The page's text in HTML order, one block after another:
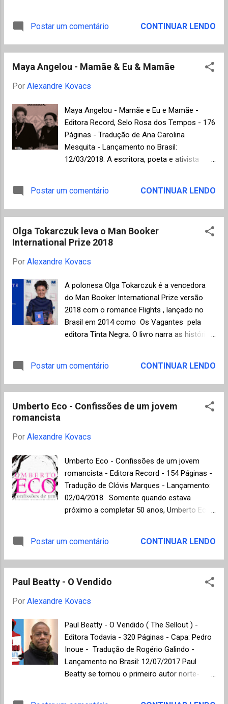
estamos errados. Para provar seu
tratamento dos animais em fazendas
industrias onde porcos são confinados em
juízes, um para cada década, e
serão votadas pelo público, no período de
Booker Prize. O vencedor será anunciado em
8 de julho de 2018. Não foi uma tarefa fácil
apenas cinco finalistas entre os 50
romances premiados na história do Booker.
Uma lista de grandes autores, para citar
apenas alguns: V. S. Naipaul, William Golding,
Salman Rushdie, J. M. Coetzee, Peter Carey,
Kazuo Ishiguro, A. S. Byatt, Arundhati Roy,
Banville, Anne Enright, Hilary Mantel, Julian
de cinco finalistas escolhidos pelo júri: V. S.
Naipaul - In a Free State Publicado no Brasil
pela Comp...
Postar um comentário CONTINUAR LENDO
Maya Angelou - Mamãe & Eu & Mamãe
Por Alexandre Kovacs
Maya Angelou - Mamãe e Eu e Mamãe -
Editora Record, Selo Rosa dos Tempos - 176
Páginas - Tradução de Ana Carolina
Mesquita - Lançamento no Brasil:
12/03/2018. A escritora, poeta e ativista
pelos direitos civis, fazendo da sua obra um
ato de resistência contra a discriminação
emancipação feminina nos Estados Unidos.
L ançado originalmente em 2013, um ano
antes de sua morte, esta foi a última de uma
know why the caged bird sings ( Eu sei por
que o pássaro canta na gaiola ), livro que a
popularizou, publicado em 1969. De fato, a
vida de Maya Angelou é inspiradora em
vários sentidos. Após a separação dos pais,
treze anos. Em uma das visitas à mãe,
Após contar para o irmão que havia sido
violentada, ...
Postar um comentário CONTINUAR LENDO
Olga Tokarczuk leva o Man Booker
International Prize 2018
Por Alexandre Kovacs
A polonesa Olga Tokarczuk é a vencedora
do Man Booker International Prize versão
2018 com o romance Flights , lançado no
Brasil em 2014 como Os Vagantes pela
editora Tinta Negra. O livro narra as histórias
descobriu o tendão de Aquiles, passando
por um escravo tornado cortesão do século
presente, que acompanha o seu marido num
Tokarczuk, constavam da relação de
Antonio Muñoz Molina, o iraquiano Ahmed
Saadawi, a sul-coreana Han Kang
(vencedora da versão 2016), a francesa
Virginie Despentes e o húngaro László
Krasznahorkai (vencedor da versão 2015).
versão internacional do Man Booker, um dos
inglesa, foi criada em 2005 para prestigiar as
obra...
Postar um comentário CONTINUAR LENDO
Umberto Eco - Confissões de um jovem
romancista
Por Alexandre Kovacs
Umberto Eco - Confissões de um jovem
romancista - Editora Record - 154 Páginas -
Tradução de Clóvis Marques - Lançamento:
02/04/2018. Somente quando estava
próximo a completar 50 anos, Umberto Eco
O nome da rosa , publicado em 1980 e que
viria a se tornar um dos raros casos de
literária, talvez impulsionado pela adaptação
consolidada nos meios acadêmicos como
filósofo e linguista, além de bibliófilo nas
horas vagas, tornou-se repentinamente um
romancista de sucesso. Confissões de um
jovem romancista é composto por quatro
Postar um comentário CONTINUAR LENDO
Paul Beatty - O Vendido
Por Alexandre Kovacs
Paul Beatty - O Vendido ( The Sellout ) -
Editora Todavia - 320 Páginas - Capa: Pedro
Inoue - Tradução de Rogério Galindo -
Lançamento no Brasil: 12/07/2017 Paul
Beatty se tornou o primeiro autor norte-